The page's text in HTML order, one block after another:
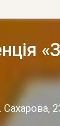
Сахарова,